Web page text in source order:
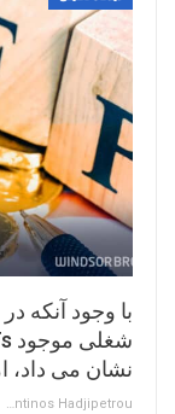
با وجود آنکه
نشان می داد،
Constantinos Hadjipetrou